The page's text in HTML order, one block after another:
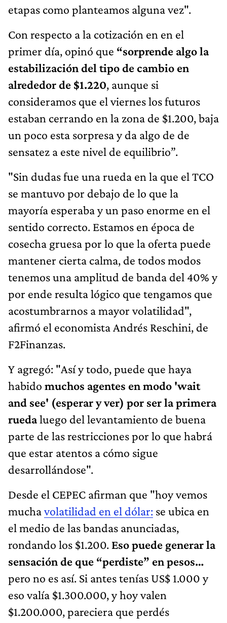
etapas como planteamos alguna vez".
Con respecto a la cotización en en el
primer día, opinó que “sorprende algo la
estabilización del tipo de cambio en
alrededor de $1.220, aunque si
consideramos que el viernes los futuros
estaban cerrando en la zona de $1.200, baja
un poco esta sorpresa y da algo de de
sensatez a este nivel de equilibrio”.
"Sin dudas fue una rueda en la que el TCO
se mantuvo por debajo de lo que la
mayoría esperaba y un paso enorme en el
sentido correcto. Estamos en época de
cosecha gruesa por lo que la oferta puede
mantener cierta calma, de todos modos
tenemos una amplitud de banda del 40% y
por ende resulta lógico que tengamos que
acostumbrarnos a mayor volatilidad",
afirmó el economista Andrés Reschini, de
F2Finanzas.
Y agregó: "Así y todo, puede que haya
habido muchos agentes en modo 'wait
and see' (esperar y ver) por ser la primera
ruedaluego del levantamiento de buena
parte de las restricciones por lo que habrá
que estar atentos a cómo sigue
desarrollándose".
Desde el CEPEC afirman que "hoy vemos
muchavolatilidad en el dólar: se ubica en
el medio de las bandas anunciadas,
rondando los $1.200. Eso puede generar la
sensación de que “perdiste” en pesos…
pero no es así. Si antes tenías US$ 1.000 y
eso valía $1.300.000, y hoy valen
$1.200.000, pareciera que perdés